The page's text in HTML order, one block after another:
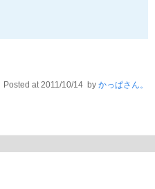
Posted at 2011/10/14 by かっぱさん。